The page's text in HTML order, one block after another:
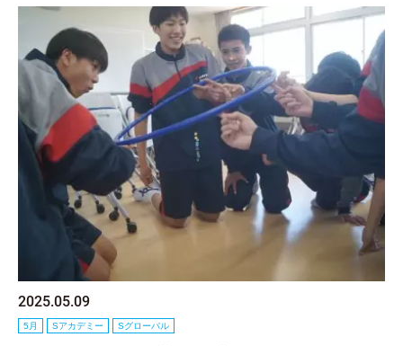
2025.05.09
5月 Sアカデミー Sグローバル